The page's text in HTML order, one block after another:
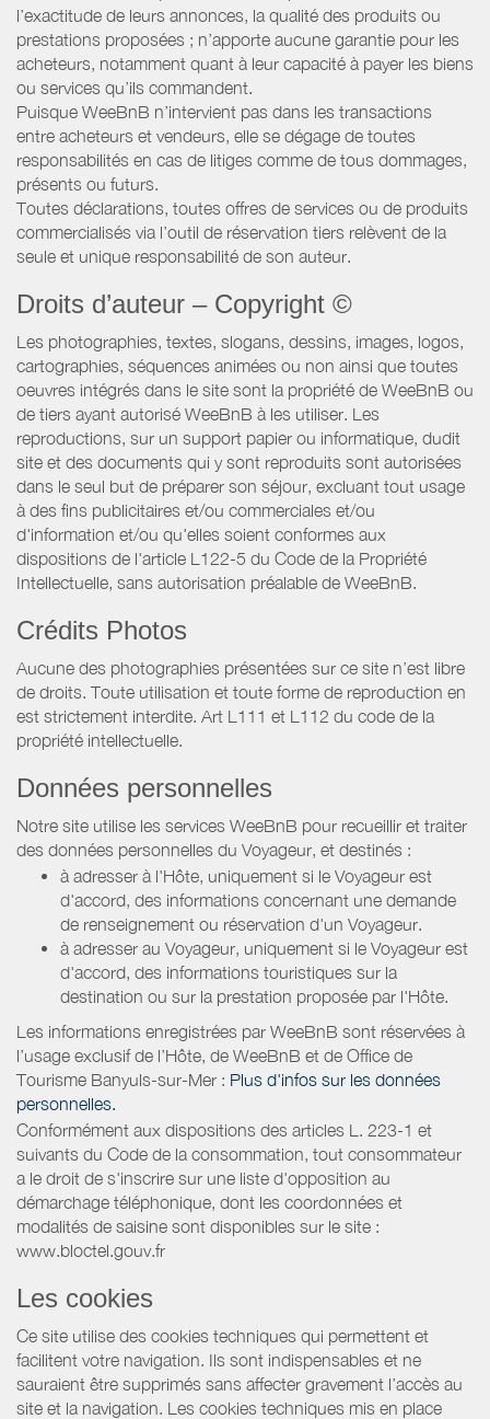
l’exactitude de leurs annonces, la qualité des produits ou
prestations proposées ; n’apporte aucune garantie pour les
acheteurs, notamment quant à leur capacité à payer les biens
ou services qu’ils commandent.
Puisque WeeBnB n’intervient pas dans les transactions
entre acheteurs et vendeurs, elle se dégage de toutes
responsabilités en cas de litiges comme de tous dommages,
présents ou futurs.
Toutes déclarations, toutes offres de services ou de produits
commercialisés via l’outil de réservation tiers relèvent de la
seule et unique responsabilité de son auteur.
Droits d’auteur – Copyright ©
Les photographies, textes, slogans, dessins, images, logos,
cartographies, séquences animées ou non ainsi que toutes
oeuvres intégrés dans le site sont la propriété de WeeBnB ou
de tiers ayant autorisé WeeBnB à les utiliser. Les
reproductions, sur un support papier ou informatique, dudit
site et des documents qui y sont reproduits sont autorisées
dans le seul but de préparer son séjour, excluant tout usage
à des fins publicitaires et/ou commerciales et/ou
d'information et/ou qu'elles soient conformes aux
dispositions de l'article L122-5 du Code de la Propriété
Intellectuelle, sans autorisation préalable de WeeBnB.
Crédits Photos
Aucune des photographies présentées sur ce site n’est libre
de droits. Toute utilisation et toute forme de reproduction en
est strictement interdite. Art L111 et L112 du code de la
propriété intellectuelle.
Données personnelles
Notre site utilise les services WeeBnB pour recueillir et traiter
des données personnelles du Voyageur, et destinés :
à adresser à l'Hôte, uniquement si le Voyageur est
d'accord, des informations concernant une demande
de renseignement ou réservation d'un Voyageur.
à adresser au Voyageur, uniquement si le Voyageur est
d'accord, des informations touristiques sur la
destination ou sur la prestation proposée par l'Hôte.
Les informations enregistrées par WeeBnB sont réservées à
l’usage exclusif de l’Hôte, de WeeBnB et de Office de
Tourisme Banyuls-sur-Mer : Plus d'infos sur les données
personnelles.
Conformément aux dispositions des articles L. 223-1 et
suivants du Code de la consommation, tout consommateur
a le droit de s'inscrire sur une liste d'opposition au
démarchage téléphonique, dont les coordonnées et
modalités de saisine sont disponibles sur le site :
www.bloctel.gouv.fr
Les cookies
Ce site utilise des cookies techniques qui permettent et
facilitent votre navigation. Ils sont indispensables et ne
sauraient être supprimés sans affecter gravement l’accès au
site et la navigation. Les cookies techniques mis en place